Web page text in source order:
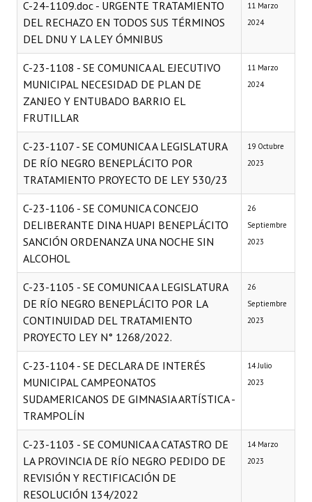
C-24-1109.doc - URGENTE TRATAMIENTO
DEL RECHAZO EN TODOS SUS TÉRMINOS
DEL DNU Y LA LEY ÓMNIBUS
11 Marzo
2024
C-23-1108 - SE COMUNICA AL EJECUTIVO
MUNICIPAL NECESIDAD DE PLAN DE
ZANJEO Y ENTUBADO BARRIO EL
FRUTILLAR
11 Marzo
2024
C-23-1107 - SE COMUNICA A LEGISLATURA
DE RÍO NEGRO BENEPLÁCITO POR
TRATAMIENTO PROYECTO DE LEY 530/23
19 Octubre
2023
C-23-1106 - SE COMUNICA CONCEJO
DELIBERANTE DINA HUAPI BENEPLÁCITO
SANCIÓN ORDENANZA UNA NOCHE SIN
ALCOHOL
26
Septiembre
2023
C-23-1105 - SE COMUNICA A LEGISLATURA
DE RÍO NEGRO BENEPLÁCITO POR LA
CONTINUIDAD DEL TRATAMIENTO
PROYECTO LEY N° 1268/2022.
26
Septiembre
2023
C-23-1104 - SE DECLARA DE INTERÉS
MUNICIPAL CAMPEONATOS
SUDAMERICANOS DE GIMNASIA ARTÍSTICA -
TRAMPOLÍN
14 Julio
2023
C-23-1103 - SE COMUNICA A CATASTRO DE
LA PROVINCIA DE RÍO NEGRO PEDIDO DE
REVISIÓN Y RECTIFICACIÓN DE
RESOLUCIÓN 134/2022
14 Marzo
2023